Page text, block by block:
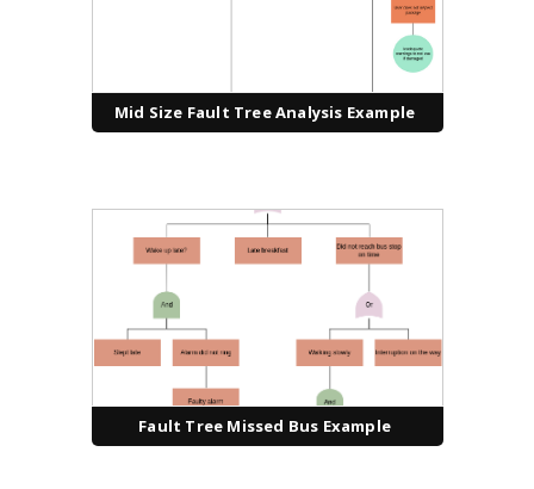
Mid Size Fault Tree Analysis Example
Fault Tree Missed Bus Example